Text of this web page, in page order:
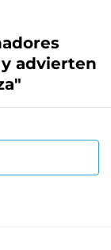
advierten